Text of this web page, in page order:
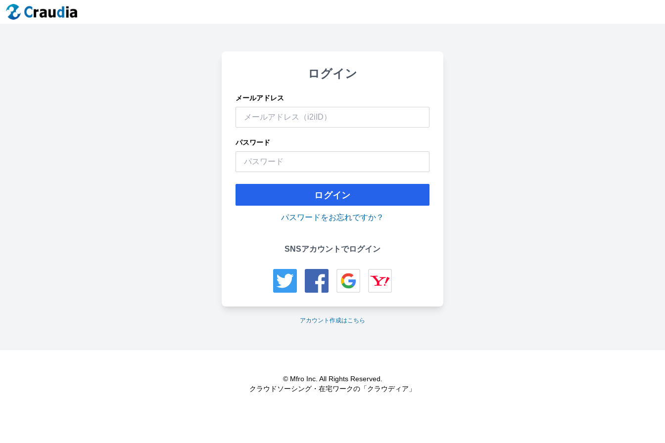
ログイン
メールアドレス
パスワード
ログイン
パスワードをお忘れですか？
SNSアカウントでログイン
アカウント作成はこちら
© Mfro Inc. All Rights Reserved.
クラウドソーシング・在宅ワークの「クラウディア」